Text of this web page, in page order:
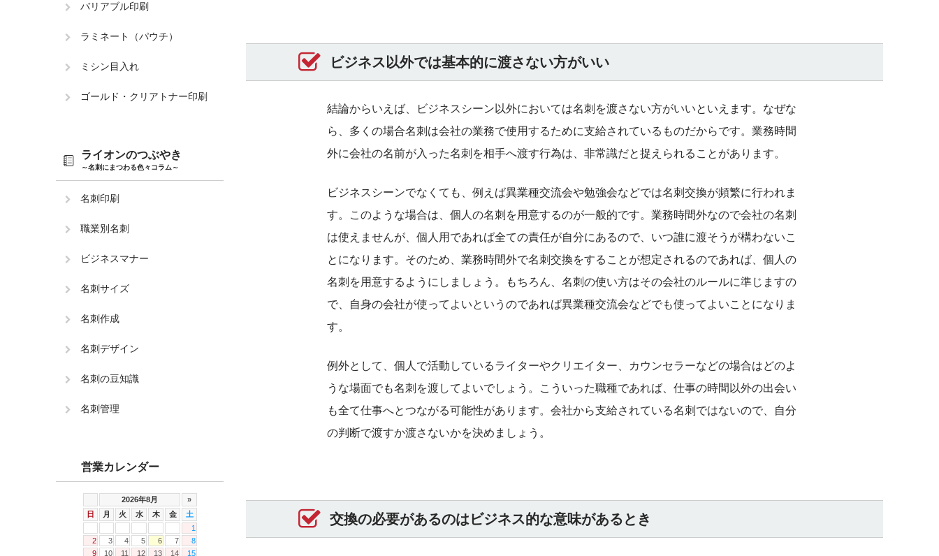
ビジネス以外では基本的に渡さない方がいい
結論からいえば、ビジネスシーン以外においては名刺を渡さない方がいいといえます。なぜな
ら、多くの場合名刺は会社の業務で使用するために支給されているものだからです。業務時間
外に会社の名前が入った名刺を相手へ渡す行為は、非常識だと捉えられることがあります。
ビジネスシーンでなくても、例えば異業種交流会や勉強会などでは名刺交換が頻繁に行われま
す。このような場合は、個人の名刺を用意するのが一般的です。業務時間外なので会社の名刺
は使えませんが、個人用であれば全ての責任が自分にあるので、いつ誰に渡そうが構わないこ
とになります。そのため、業務時間外で名刺交換をすることが想定されるのであれば、個人の
名刺を用意するようにしましょう。もちろん、名刺の使い方はその会社のルールに準じますの
で、自身の会社が使ってよいというのであれば異業種交流会などでも使ってよいことになりま
す。
例外として、個人で活動しているライターやクリエイター、カウンセラーなどの場合はどのよ
うな場面でも名刺を渡してよいでしょう。こういった職種であれば、仕事の時間以外の出会い
も全て仕事へとつながる可能性があります。会社から支給されている名刺ではないので、自分
の判断で渡すか渡さないかを決めましょう。
交換の必要があるのはビジネス的な意味があるとき
バリアブル印刷
ラミネート（パウチ）
ミシン目入れ
ゴールド・クリアトナー印刷
ライオンのつぶやき
～名刺にまつわる色々コラム～
名刺印刷
職業別名刺
ビジネスマナー
名刺サイズ
名刺作成
名刺デザイン
名刺の豆知識
名刺管理
営業カレンダー